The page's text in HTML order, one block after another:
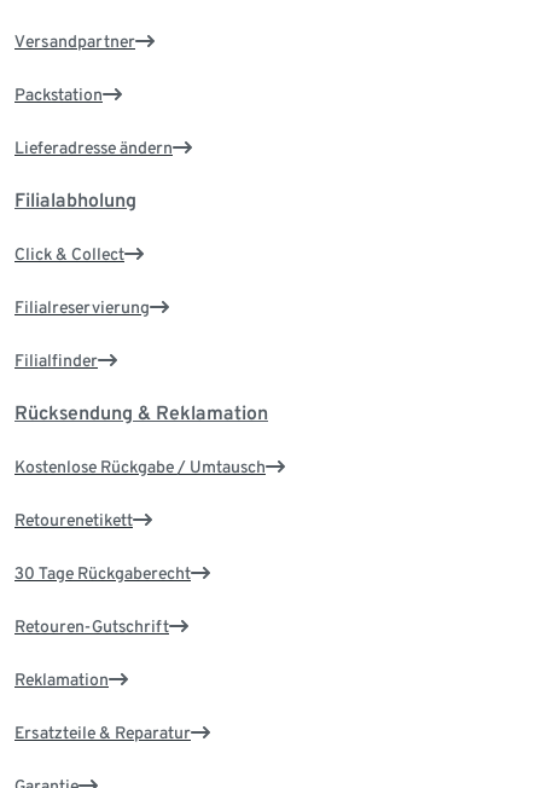
Versandpartner
Packstation
Lieferadresse ändern
Filialabholung
Click & Collect
Filialreservierung
Filialfinder
Rücksendung & Reklamation
Kostenlose Rückgabe / Umtausch
Retourenetikett
30 Tage Rückgaberecht
Retouren-Gutschrift
Reklamation
Ersatzteile & Reparatur